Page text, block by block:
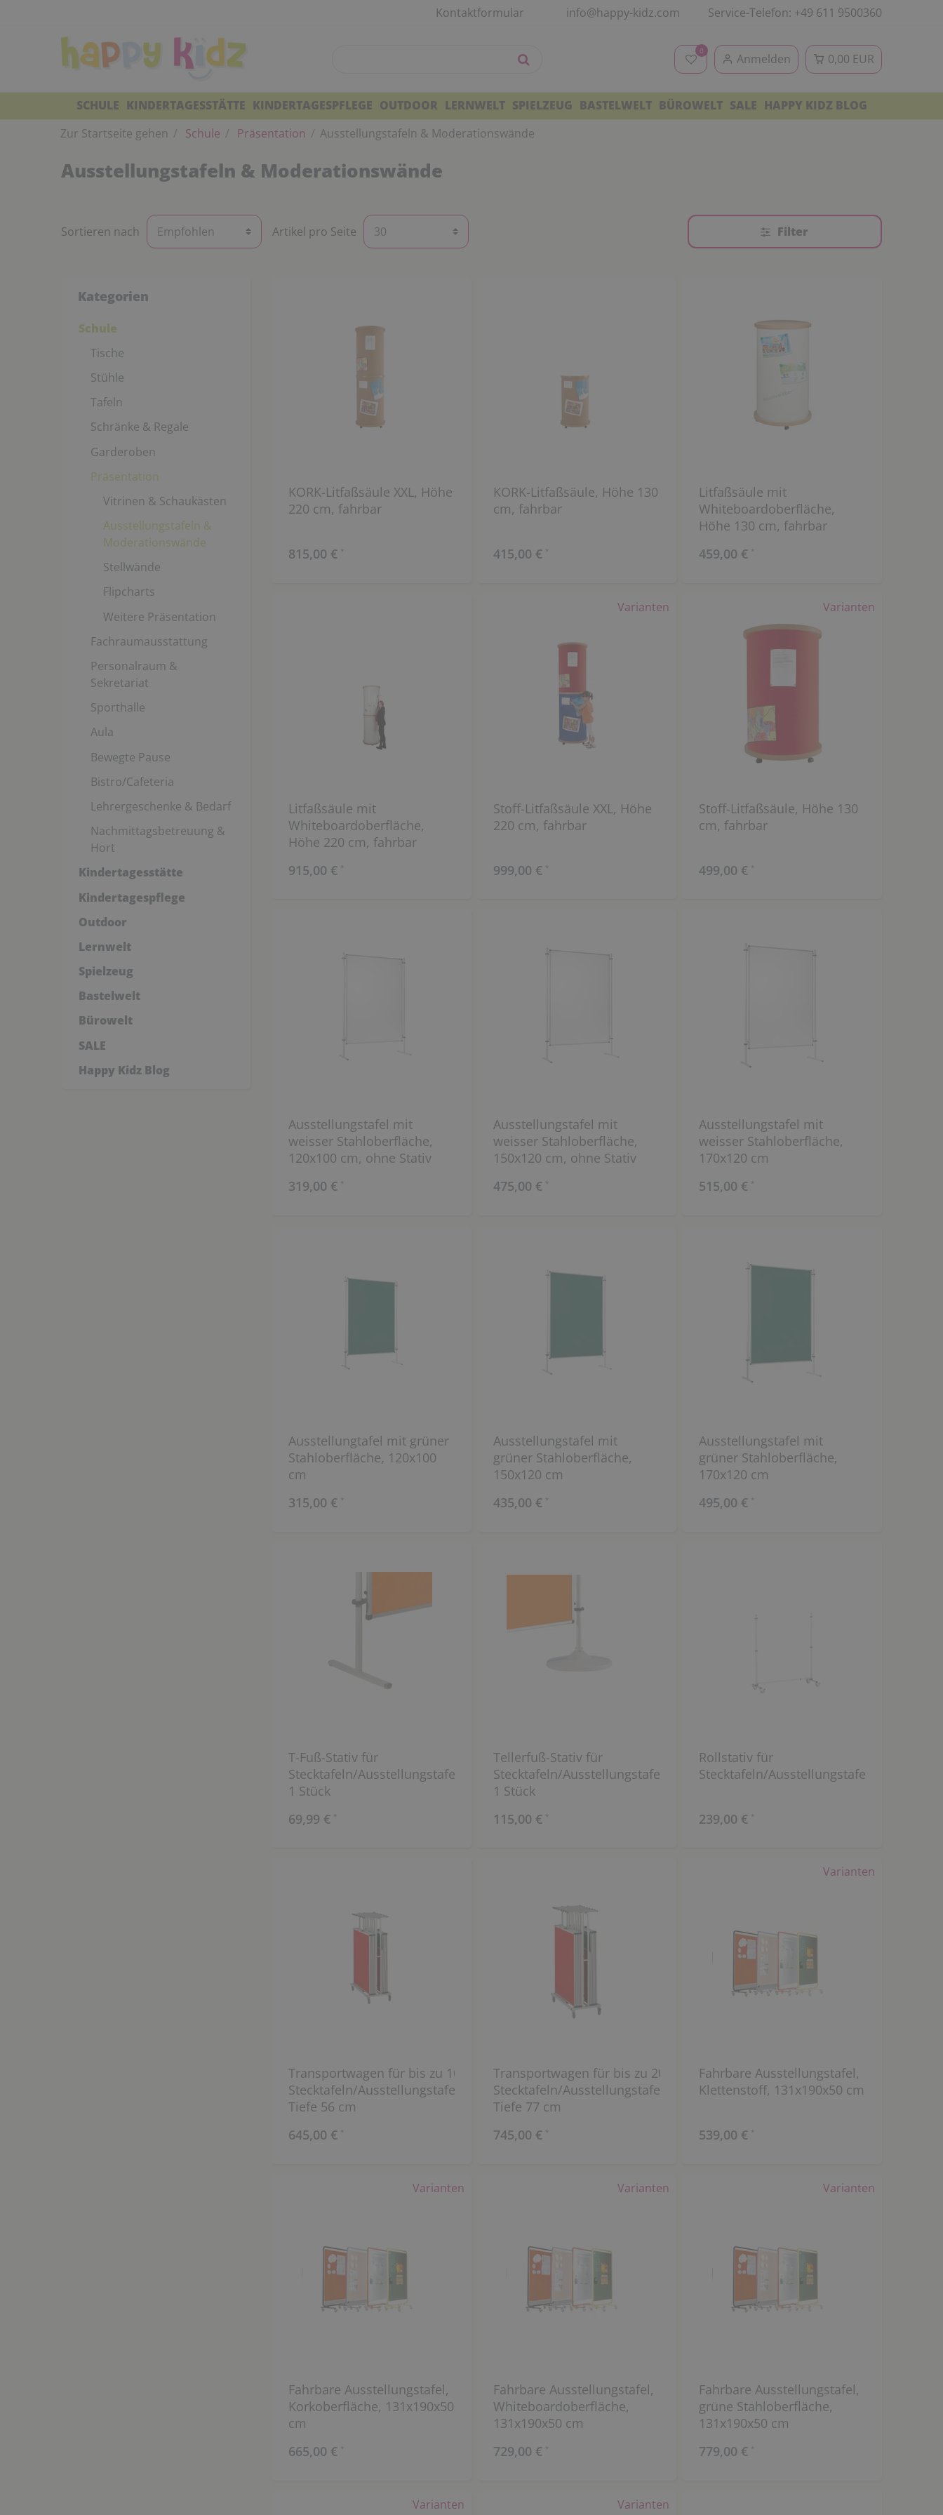
Kontaktformular info@happy-kidz.com Service-Telefon: +49 611 9500360
0
Anmelden 0,00 EUR
SCHULE KINDERTAGESSTÄTTE KINDERTAGESPFLEGE OUTDOOR LERNWELT SPIELZEUG BASTELWELT BÜROWELT SALE HAPPY KIDZ BLOG
Zur Startseite gehen
Schule Präsentation Ausstellungstafeln & Moderationswände
Ausstellungstafeln & Moderationswände
Sortieren nach Artikel pro Seite Filter
Kategorien
Schule
Tische
Stühle
Tafeln
Schränke & Regale
Garderoben
Präsentation
Vitrinen & Schaukästen
Ausstellungstafeln &
Moderationswände
Stellwände
Flipcharts
Weitere Präsentation
Fachraumausstattung
Personalraum &
Sekretariat
Sporthalle
Aula
Bewegte Pause
Bistro/Cafeteria
Lehrergeschenke & Bedarf
Nachmittagsbetreuung &
Hort
Kindertagesstätte
Kindertagespflege
Outdoor
Lernwelt
Spielzeug
Bastelwelt
Bürowelt
SALE
Happy Kidz Blog
KORK-Litfaßsäule XXL, Höhe
220 cm, fahrbar
815,00 € *
KORK-Litfaßsäule, Höhe 130
cm, fahrbar
415,00 € *
Litfaßsäule mit
Whiteboardoberfläche,
Höhe 130 cm, fahrbar
459,00 € *
Litfaßsäule mit
Whiteboardoberfläche,
Höhe 220 cm, fahrbar
915,00 € *
Varianten
Stoff-Litfaßsäule XXL, Höhe
220 cm, fahrbar
999,00 € *
Varianten
Stoff-Litfaßsäule, Höhe 130
cm, fahrbar
499,00 € *
Ausstellungstafel mit
weisser Stahloberfläche,
120x100 cm, ohne Stativ
319,00 € *
Ausstellungstafel mit
weisser Stahloberfläche,
150x120 cm, ohne Stativ
475,00 € *
Ausstellungstafel mit
weisser Stahloberfläche,
170x120 cm
515,00 € *
Ausstellungtafel mit grüner
Stahloberfläche, 120x100
cm
315,00 € *
Ausstellungstafel mit
grüner Stahloberfläche,
150x120 cm
435,00 € *
Ausstellungstafel mit
grüner Stahloberfläche,
170x120 cm
495,00 € *
T-Fuß-Stativ für
Stecktafeln/Ausstellungstafeln,
1 Stück
69,99 € *
Tellerfuß-Stativ für
Stecktafeln/Ausstellungstafeln,
1 Stück
115,00 € *
Rollstativ für
Stecktafeln/Ausstellungstafeln/
239,00 € *
Transportwagen für bis zu 10
Stecktafeln/Ausstellungstafeln,
Tiefe 56 cm
645,00 € *
Transportwagen für bis zu 20
Stecktafeln/Ausstellungstafeln,
Tiefe 77 cm
745,00 € *
Varianten
Fahrbare Ausstellungstafel,
Klettenstoff, 131x190x50 cm
539,00 € *
Varianten
Fahrbare Ausstellungstafel,
Korkoberfläche, 131x190x50
cm
665,00 € *
Varianten
Fahrbare Ausstellungstafel,
Whiteboardoberfläche,
131x190x50 cm
729,00 € *
Varianten
Fahrbare Ausstellungstafel,
grüne Stahloberfläche,
131x190x50 cm
779,00 € *
Varianten Varianten